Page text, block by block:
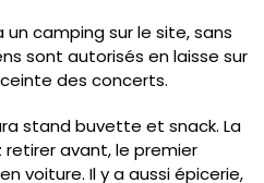
camping sur le site, sans
sont autorisés en laisse sur
des concerts.
stand buvette et snack. La
retirer avant, le premier
voiture. Il y a aussi épicerie,